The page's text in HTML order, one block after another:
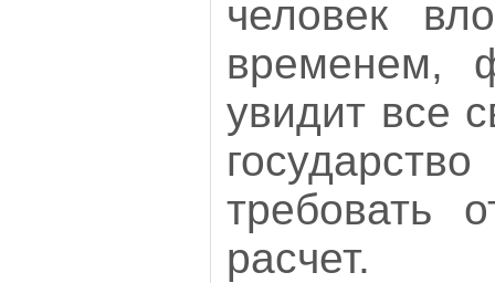
человек
временем,
увидит все
требовать
расчет.